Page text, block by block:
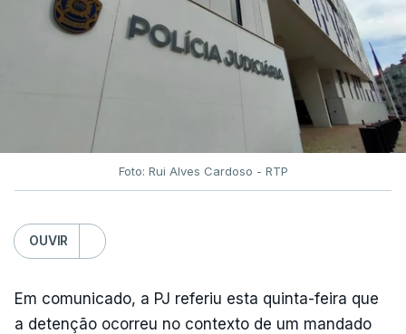
Foto: Rui Alves Cardoso - RTP
OUVIR
Em comunicado, a PJ referiu esta quinta-feira que
a detenção ocorreu no contexto de um mandado